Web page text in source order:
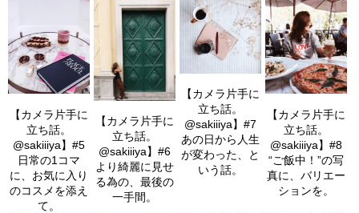
【カメラ片手に
立ち話。
@sakiiiya】#5
日常の1コマ
に、お気に入り
のコスメを添え
て。
【カメラ片手に
立ち話。
@sakiiiya】#6
より綺麗に見せ
る為の、最後の
一手間。
【カメラ片手に
立ち話。
@sakiiiya】#7
あの日から人生
が変わった、と
いう話。
【カメラ片手に
立ち話。
@sakiiiya】#8
“ご飯中！”の写
真に、バリエー
ションを。